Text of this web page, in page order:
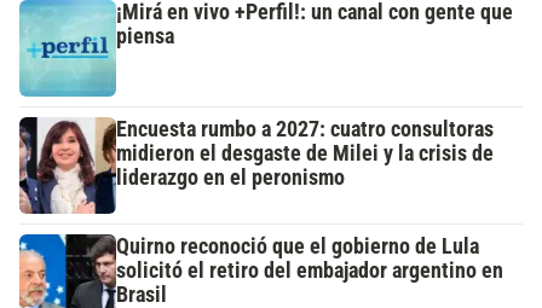
¡Mirá en vivo +Perfil!: un canal con gente que
piensa
Encuesta rumbo a 2027: cuatro consultoras
midieron el desgaste de Milei y la crisis de
liderazgo en el peronismo
Quirno reconoció que el gobierno de Lula
solicitó el retiro del embajador argentino en
Brasil